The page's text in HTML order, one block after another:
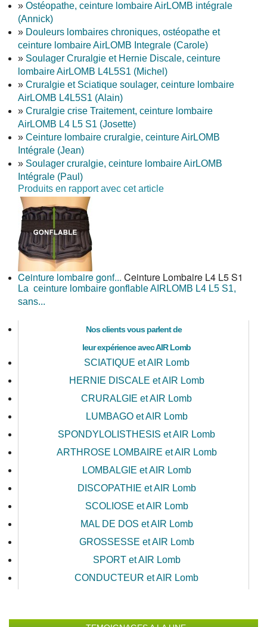
» Ostéopathe, ceinture lombaire AirLOMB intégrale
(Annick)
» Douleurs lombaires chroniques, ostéopathe et
ceinture lombaire AirLOMB Integrale (Carole)
» Soulager Cruralgie et Hernie Discale, ceinture
lombaire AirLOMB L4L5S1 (Michel)
» Cruralgie et Sciatique soulager, ceinture lombaire
AirLOMB L4L5S1 (Alain)
» Cruralgie crise Traitement, ceinture lombaire
AirLOMB L4 L5 S1 (Josette)
» Ceinture lombaire cruralgie, ceinture AirLOMB
Intégrale (Jean)
» Soulager cruralgie, ceinture lombaire AirLOMB
Intégrale (Paul)
Produits en rapport avec cet article
Ceinture lombaire gonf... Ceinture Lombaire L4 L5 S1
La ceinture lombaire gonflable AIRLOMB L4 L5 S1,
sans...
Nos clients vous parlent de
leur expérience avec AIR Lomb
SCIATIQUE et AIR Lomb
HERNIE DISCALE et AIR Lomb
CRURALGIE et AIR Lomb
LUMBAGO et AIR Lomb
SPONDYLOLISTHESIS et AIR Lomb
ARTHROSE LOMBAIRE et AIR Lomb
LOMBALGIE et AIR Lomb
DISCOPATHIE et AIR Lomb
SCOLIOSE et AIR Lomb
MAL DE DOS et AIR Lomb
GROSSESSE et AIR Lomb
SPORT et AIR Lomb
CONDUCTEUR et AIR Lomb